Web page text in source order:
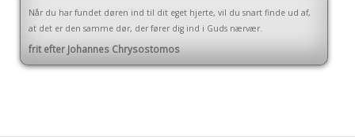
Når du har fundet døren ind til dit eget hjerte, vil du snart finde ud af,
at det er den samme dør, der fører dig ind i Guds nærvær.
frit efter Johannes Chrysostomos